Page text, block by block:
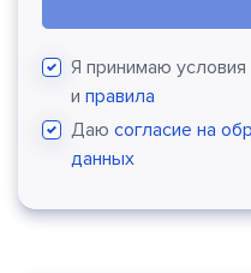
Я принимаю условия
и правила
Даю согласие на
данных